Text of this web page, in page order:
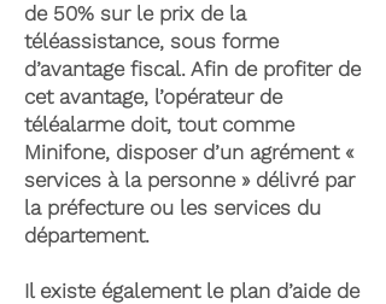
de 50% sur le prix de la
téléassistance, sous forme
d’avantage fiscal. Afin de profiter de
cet avantage, l’opérateur de
téléalarme doit, tout comme
Minifone, disposer d’un agrément «
services à la personne » délivré par
la préfecture ou les services du
département.
Il existe également le plan d’aide de